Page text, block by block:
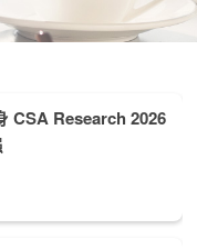
CSA Research 2026